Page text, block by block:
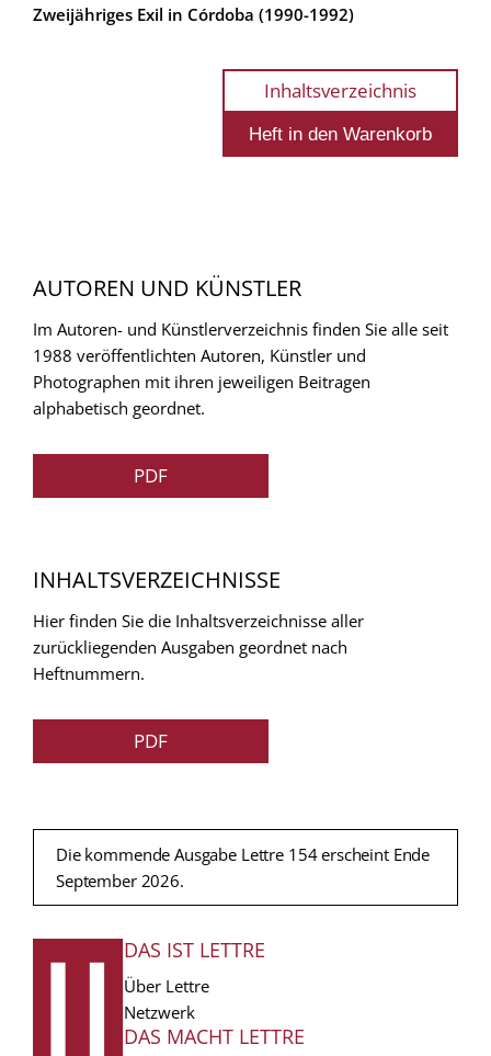
Zweijähriges Exil in Córdoba (1990-1992)
Inhaltsverzeichnis
AUTOREN UND KÜNSTLER
Im Autoren- und Künstlerverzeichnis finden Sie alle seit
1988 veröffentlichten Autoren, Künstler und
Photographen mit ihren jeweiligen Beitragen
alphabetisch geordnet.
PDF
INHALTSVERZEICHNISSE
Hier finden Sie die Inhaltsverzeichnisse aller
zurückliegenden Ausgaben geordnet nach
Heftnummern.
PDF
Die kommende Ausgabe Lettre 154 erscheint Ende
September 2026.
FUSSZEILE
DAS IST LETTRE
Über Lettre
Netzwerk
DAS MACHT LETTRE